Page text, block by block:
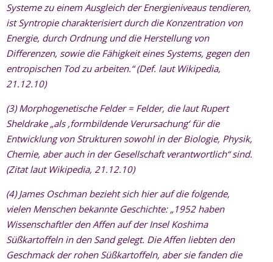
Systeme zu einem Ausgleich der Energieniveaus tendieren,
ist Syntropie charakterisiert durch die Konzentration von
Energie, durch Ordnung und die Herstellung von
Differenzen, sowie die Fähigkeit eines Systems, gegen den
entropischen Tod zu arbeiten.“ (Def. laut Wikipedia,
21.12.10)
(3) Morphogenetische Felder = Felder, die laut Rupert
Sheldrake „als ,formbildende Verursachung‘ für die
Entwicklung von Strukturen sowohl in der Biologie, Physik,
Chemie, aber auch in der Gesellschaft verantwortlich“ sind.
(Zitat laut Wikipedia, 21.12.10)
(4) James Oschman bezieht sich hier auf die folgende,
vielen Menschen bekannte Geschichte: „1952 haben
Wissenschaftler den Affen auf der Insel Koshima
Süßkartoffeln in den Sand gelegt. Die Affen liebten den
Geschmack der rohen Süßkartoffeln, aber sie fanden die